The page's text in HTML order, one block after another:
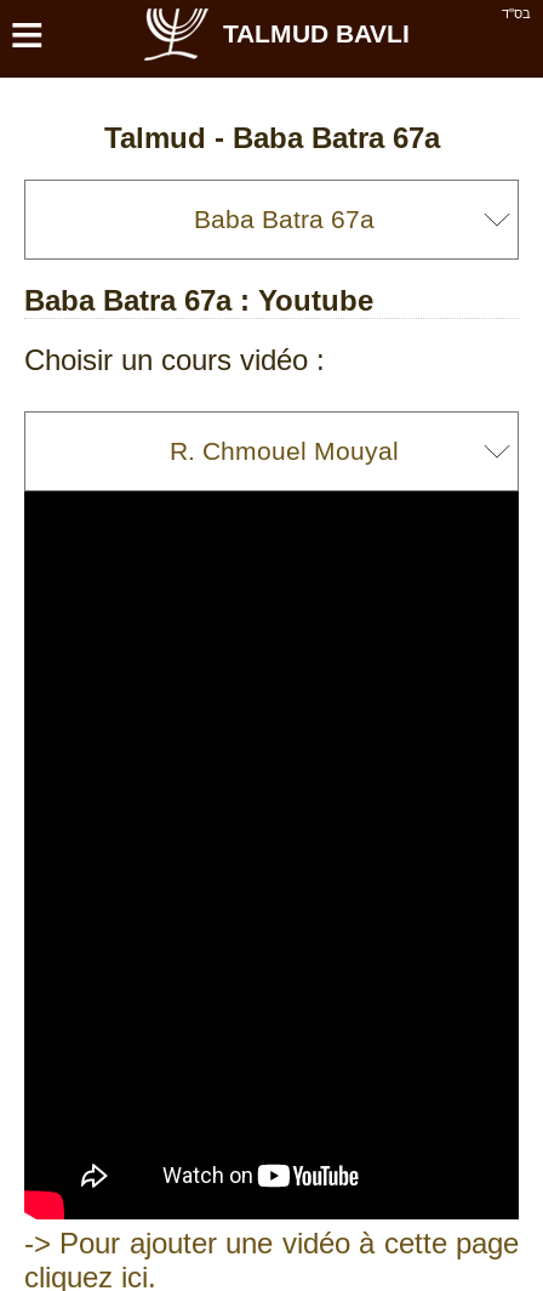
בס''ד ≡ TALMUD BAVLI
Talmud - Baba Batra 67a
Baba Batra 67a: Youtube
Choisir un cours vidéo :
-> Pour ajouter une vidéo à cette page
cliquez ici.